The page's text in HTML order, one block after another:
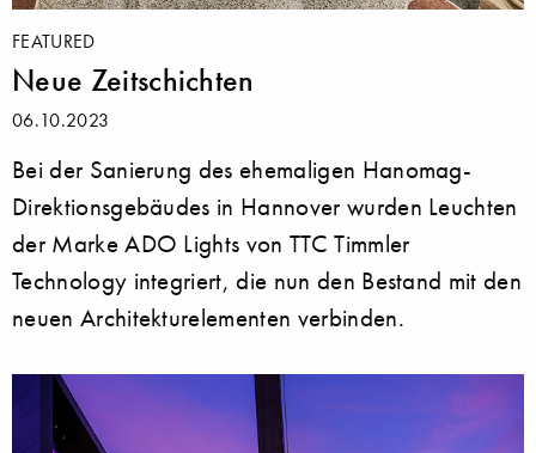
FEATURED
Neue Zeitschichten
06.10.2023
Bei der Sanierung des ehemaligen Hanomag-
Direktionsgebäudes in Hannover wurden Leuchten
der Marke ADO Lights von TTC Timmler
Technology integriert, die nun den Bestand mit den
neuen Architekturelementen verbinden.